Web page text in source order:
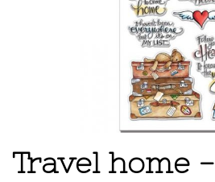
Travel home -